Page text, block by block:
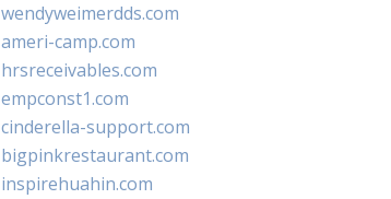
wendyweimerdds.com
ameri-camp.com
hrsreceivables.com
empconst1.com
cinderella-support.com
bigpinkrestaurant.com
inspirehuahin.com